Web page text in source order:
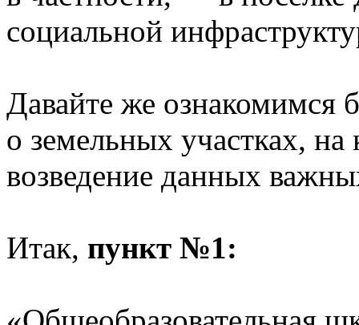
социальной
Давайте же ознакомимся
о земельных участках,
возведение данных
Итак, пункт №1: